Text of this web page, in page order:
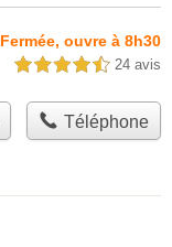
Fermée, ouvre à 8h30
4,5 étoiles sur 5 24 avis
Téléphone